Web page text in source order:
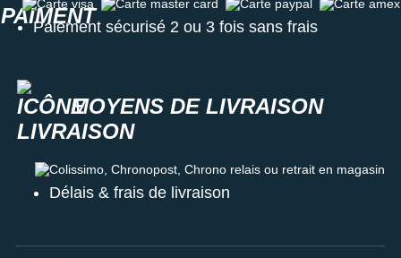
Carte visa Carte master card Carte paypal Carte amex
Paiement sécurisé 2 ou 3 fois sans frais
MOYENS DE LIVRAISON
Colissimo, Chronopost, Chrono relais ou retrait en magasin
Délais & frais de livraison